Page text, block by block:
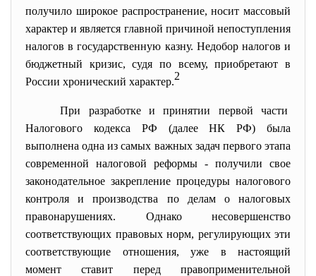
получило широкое распространение, носит массовый
характер и является главной причиной непоступления
налогов в государственную казну. Недобор налогов и
бюджетный кризис, судя по всему, приобретают в
России хронический характер.2
При разработке и принятии первой части
Налогового кодекса РФ (далее НК РФ) была
выполнена одна из самых важных задач первого этапа
современной налоговой реформы - получили свое
законодательное закрепление процедуры налогового
контроля и производства по делам о налоговых
правонарушениях. Однако несовершенство
соответствующих правовых норм, регулирующих эти
соответствующие отношения, уже в настоящий
момент ставит перед правоприменительной